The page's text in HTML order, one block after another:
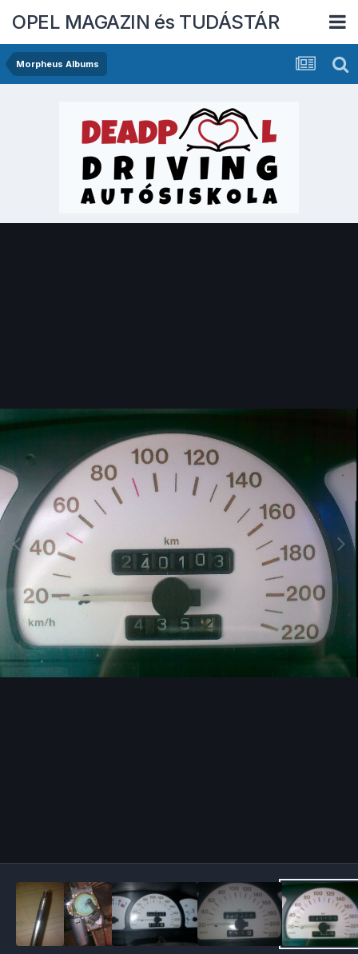
OPEL MAGAZIN és TUDÁSTÁR
Morpheus Albums